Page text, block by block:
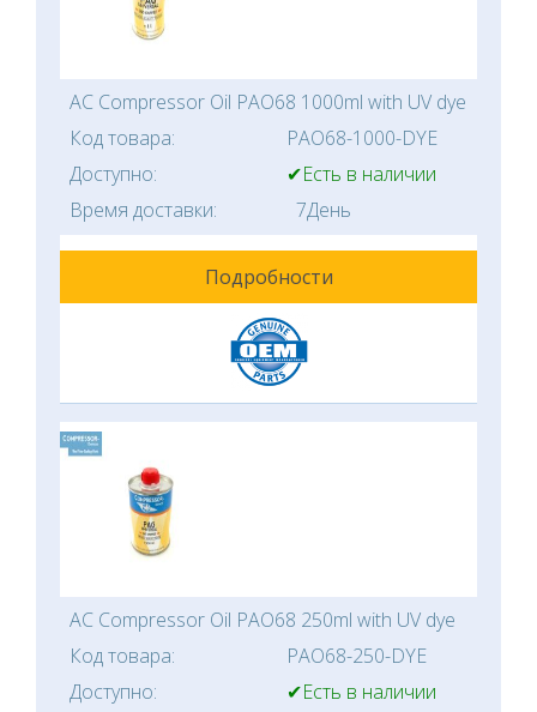
AC Compressor Oil PAO68 1000ml with UV dye
Код товара:
PAO68-1000-DYE
Доступно:
✔Есть в наличии
Время доставки:
7День
Подробности
AC Compressor Oil PAO68 250ml with UV dye
Код товара:
PAO68-250-DYE
Доступно:
✔Есть в наличии